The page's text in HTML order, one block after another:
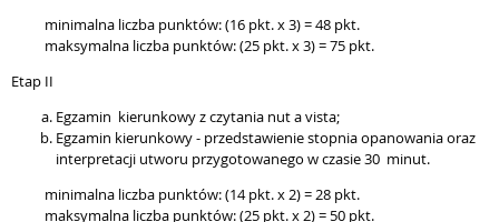
minimalna liczba punktów: (16 pkt. x 3) = 48 pkt.
maksymalna liczba punktów: (25 pkt. x 3) = 75 pkt.
Etap II
Egzamin kierunkowy z czytania nut a vista;
Egzamin kierunkowy - przedstawienie stopnia opanowania oraz
interpretacji utworu przygotowanego w czasie 30 minut.
minimalna liczba punktów: (14 pkt. x 2) = 28 pkt.
maksymalna liczba punktów: (25 pkt. x 2) = 50 pkt.